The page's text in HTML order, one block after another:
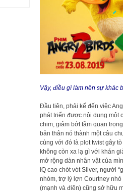
Vậy, điều gì làm nên sự khác
Đầu tiên, phải kể đến việc
phát triển được nội dung một
chim, giảm bớt tầm quan
bản thân nó thành một câu
cùng với đó là plot twist gây
không còn xa lạ gì với khán
mở rộng dàn nhân vật của
IQ cao chót vót Silver, người
nhóm, trợ lý lợn Courtney nhỏ
(mạnh và điên) cũng sở hữu